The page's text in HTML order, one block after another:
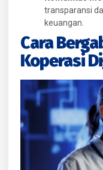
transparansi
keuangan.
Cara
Koperasi